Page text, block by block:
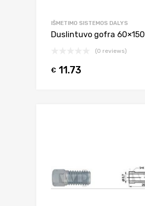
IŠMETIMO SISTEMOS DALYS
Duslintuvo gofra 60×150
(0 reviews)
€ 11.73